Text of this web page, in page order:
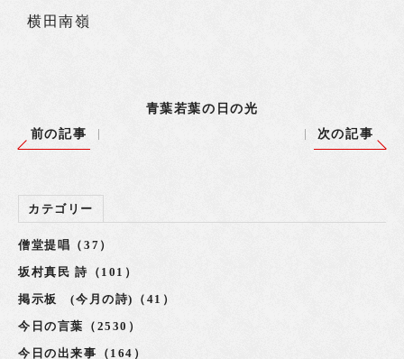
横田南嶺
青葉若葉の日の光
前の記事
次の記事
カテゴリー
僧堂提唱（37）
坂村真民 詩（101）
掲示板 (今月の詩)（41）
今日の言葉（2530）
今日の出来事（164）